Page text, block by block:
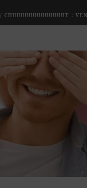
/ CHUUUUUUUUUUUUUT :